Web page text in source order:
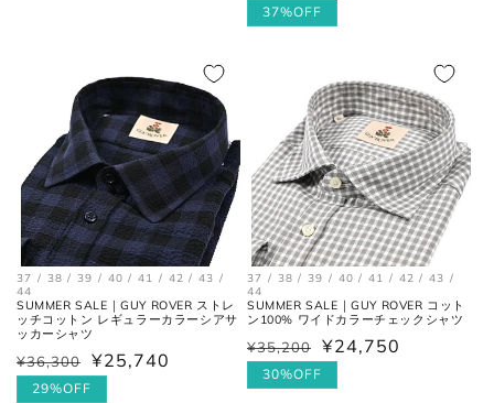
常
ー37%OFF
37 / 38 / 39 / 40 / 41 / 42 / 43 /
44
SUMMER SALE｜GUY ROVER ストレ
ッチコットン レギュラーカラーシアサ
ッカーシャツ
通
常
¥36,300
セ
ー
¥25,740
29%OFF
37 / 38 / 39 / 40 / 41 / 42 / 43 /
44
SUMMER SALE｜GUY ROVER コット
ン100% ワイドカラーチェックシャツ
通
常
¥35,200
セ
ー
¥24,750
30%OFF
お直しについては
のページでご確認
ください。